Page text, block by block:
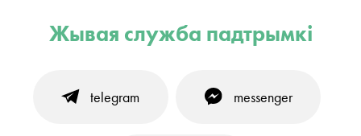
Жывая служба падтрымкі
telegram messenger